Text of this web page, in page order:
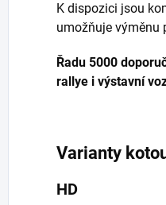
K dispozici jsou
umožňuje výměnu
Řadu 5000
rallye i výstavní
Varianty
HD